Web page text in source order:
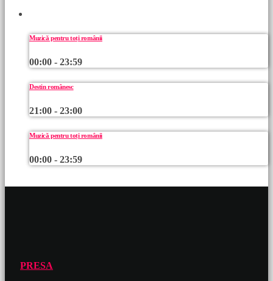
Muzică pentru toți românii
00:00 - 23:59
Destin românesc
21:00 - 23:00
Muzică pentru toți românii
00:00 - 23:59
PRESA